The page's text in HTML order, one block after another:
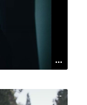
--